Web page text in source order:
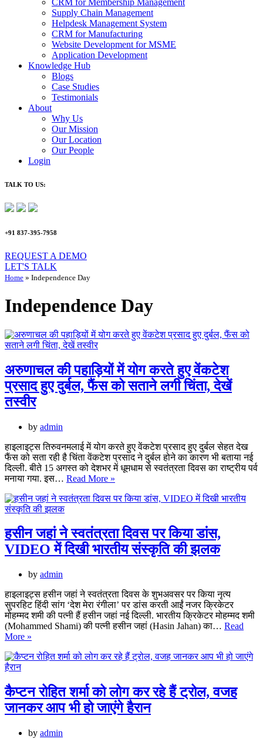
CRM for Membership Management
Supply Chain Management
Helpdesk Management System
CRM for Manufacturing
Website Development for MSME
Application Development
Knowledge Hub
Blogs
Case Studies
Testimonials
About
Why Us
Our Mission
Our Location
Our People
Login
TALK TO US:
+91 837-395-7958
REQUEST A DEMO​
LET'S TALK
Home » Independence Day
Independence Day
अरुणाचल की पहाड़ियों में योग करते हुए वेंकटेश
प्रसाद हुए दुर्बल, फैंस को सताने लगी चिंता, देखें
तस्वीर
by admin
हाइलाइट्स तिरुवनमलाई में योग करते हुए वेंकटेश प्रसाद हुए दुर्बल सेहत देख
फैंस को सता रही है चिंता वेंकटेश प्रसाद ने दुर्बल होने का कारण भी बताया नई
दिल्ली. बीते 15 अगस्त को देशभर में धूमधाम से स्वतंत्रता दिवस का राष्ट्रीय पर्व
मनाया गया. इस… Read More »
पहाड़ियों
करते
हुए
वेंकटेश
फैंस
को
सताने
लगी
तस्वीर
हसीन जहां ने स्वतंत्रता दिवस पर किया डांस,
VIDEO में दिखी भारतीय संस्कृति की झलक
by admin
हाइलाइट्स हसीन जहां ने स्वतंत्रता दिवस के शुभअवसर पर किया नृत्य
सुपरहिट हिंदी सांग ‘देश मेरा रंगीला’ पर डांस करती आईं नजर क्रिकेटर
मोहम्मद शमी की पत्नी हैं हसीन जहां नई दिल्ली. भारतीय क्रिकेटर मोहम्मद शमी
(Mohammed Shami) की पत्नी हसीन जहां (Hasin Jahan) का… Read
More »
ने
पर
किया
डांस,
में
कैप्टन रोहित शर्मा को लोग कर रहे हैं ट्रोल, वजह
जानकर आप भी हो जाएंगे हैरान
by admin